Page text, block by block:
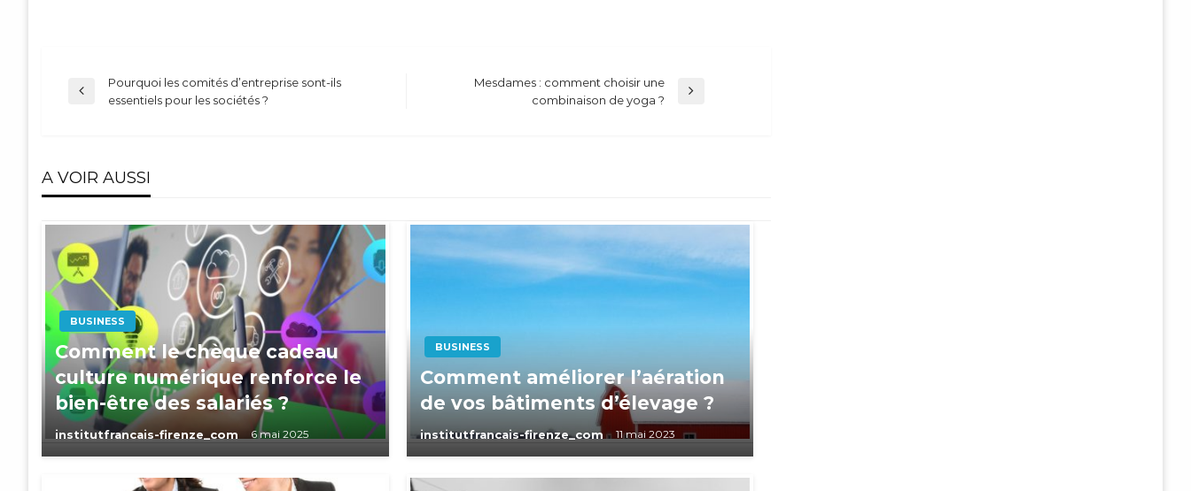
Navigation
l’article
Previous
Pourquoi les comités d’entreprise sont-ils
essentiels pour les sociétés ?
Mesdames : comment choisir une
combinaison de yoga ?
A VOIR AUSSI
BUSINESS
Comment le chèque cadeau
culture numérique renforce le
bien-être des salariés ?
institutfrancais-firenze_com 6 mai 2025
BUSINESS
Comment améliorer l’aération
de vos bâtiments d’élevage ?
institutfrancais-firenze_com 11 mai 2023